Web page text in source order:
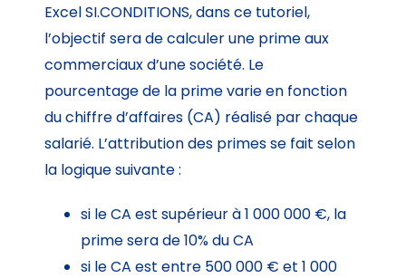
Excel SI.CONDITIONS, dans ce tutoriel,
l’objectif sera de calculer une prime aux
commerciaux d’une société. Le
pourcentage de la prime varie en fonction
du chiffre d’affaires (CA) réalisé par chaque
salarié. L’attribution des primes se fait selon
la logique suivante :
si le CA est supérieur à 1 000 000 €, la
prime sera de 10% du CA
si le CA est entre 500 000 € et 1 000